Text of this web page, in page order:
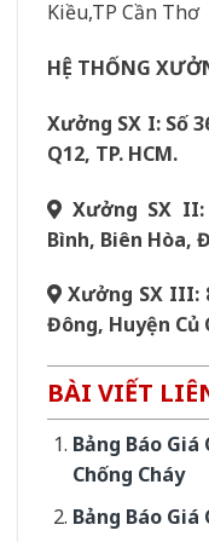
Kiều,TP Cần Thơ
HỆ THỐNG
Xưởng SX I: Số
Q12, TP. HCM.
Xưởng SX II:
Bình, Biên Hòa,
Xưởng SX III:
Đông, Huyện Củ
BÀI VIẾT
Bảng Báo Giá
Chống Cháy
Bảng Báo Giá